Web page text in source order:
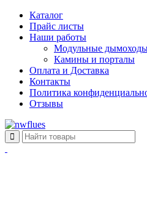
Каталог
Прайс листы
Наши работы
Модульные
Камины и порталы
Оплата и Доставка
Контакты
Политика
Отзывы